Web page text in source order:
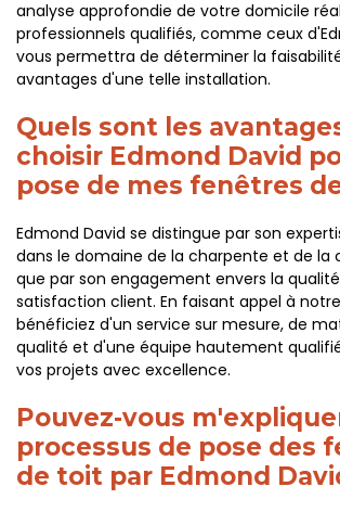
analyse approfondie de votre domicile
professionnels qualifiés, comme ceux
vous permettra de déterminer la
avantages d'une telle installation.
Quels sont les
choisir Edmond David
pose de mes fenêtres
Edmond David se distingue par son
dans le domaine de la charpente et de la
que par son engagement envers la
satisfaction client. En faisant appel à
bénéficiez d'un service sur mesure, de
qualité et d'une équipe hautement
vos projets avec excellence.
Pouvez-vous
processus de pose des
de toit par Edmond